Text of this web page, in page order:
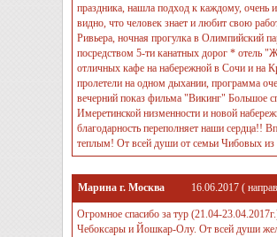
праздника, нашла подход к каждому, очень
видно, что человек знает и любит свою
Ривьера, ночная прогулка в Олимпийский
посредством 5-ти канатных дорог * отель
отличных кафе на набережной в Сочи и на
пролетели на одном дыхании, программа
вечерний показ фильма "Викинг" Большое
Имеретинской низменности и новой
благодарность переполняет наши сердца!!
теплым! От всей души от семьи Чибовых
Марина г. Москва 16.06.2017 (
Огромное спасибо за тур (21.04-
Чебоксары и Йошкар-Олу. От всей души